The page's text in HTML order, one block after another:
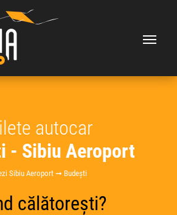
autocar
- Sibiu Aeroport
Sibiu Aeroport ➞ Budești
călătorești?